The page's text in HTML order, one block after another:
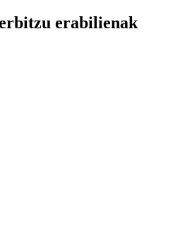
erabilienak